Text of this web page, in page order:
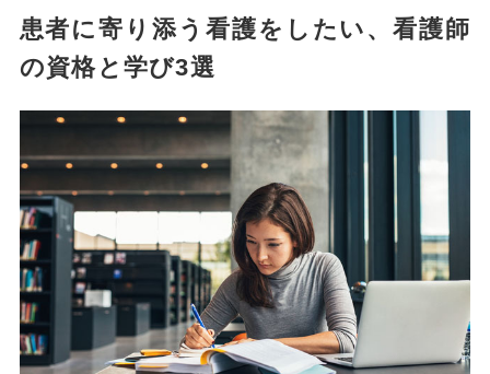
患者に寄り添う看護をしたい、看護師
の資格と学び3選